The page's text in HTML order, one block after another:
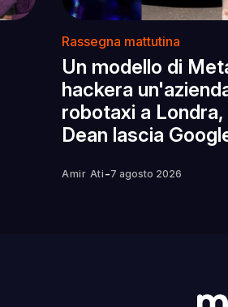
Rassegna mattutina
Un modello di
hackera
robotaxi a
Dean lascia
Amir Ati -7 agosto 2026